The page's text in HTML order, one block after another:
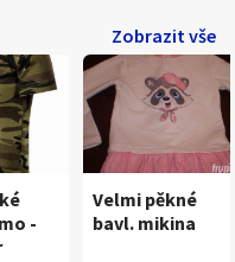
Zobrazit vše
-
Velmi pěkné
bavl. mikina